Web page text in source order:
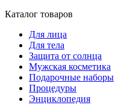
Каталог товаров
Для лица
Для тела
Защита от солнца
Мужская косметика
Подарочные наборы
Процедуры
Энциклопедия